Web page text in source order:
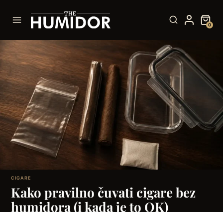
0
CIGARE
Kako pravilno čuvati cigare bez
humidora (i kada je to OK)